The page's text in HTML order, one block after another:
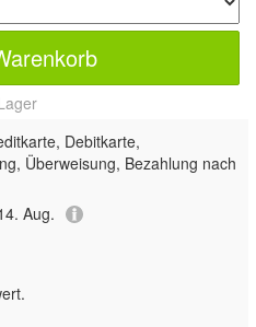
Debitkarte,
Überweisung, Bezahlung nach
Aug.